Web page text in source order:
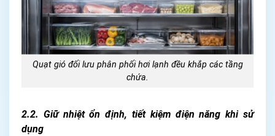
Quạt gió đối lưu phân phối hơi lạnh đều khắp các tầng
chứa.
2.2. Giữ nhiệt ổn định, tiết kiệm điện năng khi sử
dụng